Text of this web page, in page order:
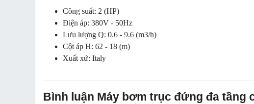
Công suất: 2 (HP)
Điện áp: 380V - 50Hz
Lưu lượng Q: 0.6 - 9.6 (m3/h)
Cột áp H: 62 - 18 (m)
Xuất xứ: Italy
Bình luận Máy bơm trục đứng đa tầng